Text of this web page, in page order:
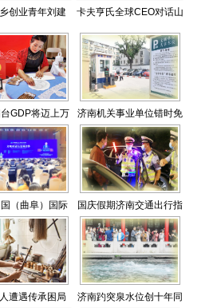
创业青年刘建
第二届山东省体
大赛多个奖项!
卡夫亨氏全球CEO对话山
东省副省长，彰显持续深
耕中国市场的坚定信心
GDP将迈上万
亿台阶
济南机关事业单位错时免
费停车场来了
（曲阜）国际
节第七届尼山世
明论坛开幕
国庆假期济南交通出行指
南来了
遭遇传承困局 济南趵突泉水位创十年同